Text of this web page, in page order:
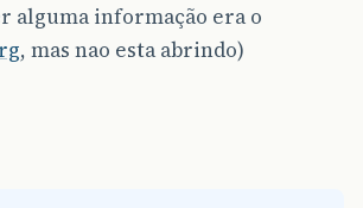
alguma informação era o
, mas nao esta abrindo)